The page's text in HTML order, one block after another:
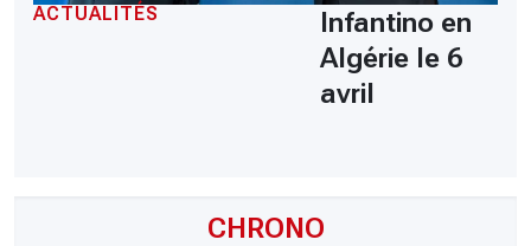
CHRONO
ACTUALITÉS
Infantino en
Algérie le 6
avril